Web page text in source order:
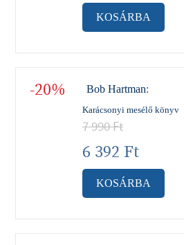
KOSÁRBA
-20% Bob Hartman:
Karácsonyi mesélő könyv
7 990Ft
6 392 Ft
KOSÁRBA